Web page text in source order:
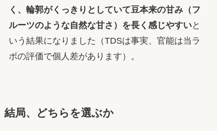
く、輪郭がくっきりとしていて豆本来の甘み（フ
ルーツのような自然な甘さ）を長く感じやすいと
いう結果になりました（TDSは事実、官能は当ラ
ボの評価で個人差があります）。
結局、どちらを選ぶか